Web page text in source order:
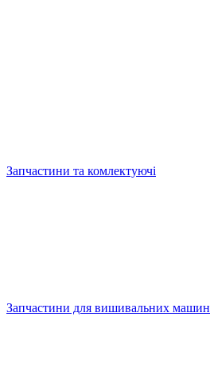
Запчастини та комлектуючі
Запчастини для вишивальних машин